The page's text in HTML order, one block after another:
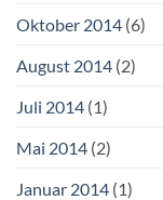
Oktober 2014 (6)
August 2014 (2)
Juli 2014 (1)
Mai 2014 (2)
Januar 2014 (1)